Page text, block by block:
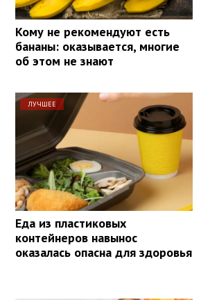
Кому не рекомендуют есть
бананы: оказывается, многие
об этом не знают
ЛУЧШЕЕ
Еда из пластиковых
контейнеров навынос
оказалась опасна для здоровья